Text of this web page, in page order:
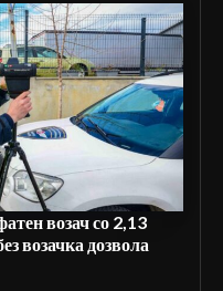
возач со 2,13
возачка дозвола